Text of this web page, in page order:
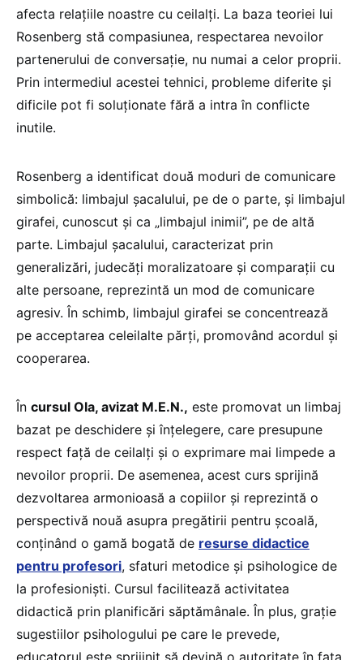
afecta relațiile noastre cu ceilalți. La baza teoriei lui
Rosenberg stă compasiunea, respectarea nevoilor
partenerului de conversație, nu numai a celor proprii.
Prin intermediul acestei tehnici, probleme diferite și
dificile pot fi soluționate fără a intra în conflicte
inutile.
Rosenberg a identificat două moduri de comunicare
simbolică: limbajul șacalului, pe de o parte, și limbajul
girafei, cunoscut și ca „limbajul inimii”, pe de altă
parte. Limbajul șacalului, caracterizat prin
generalizări, judecăți moralizatoare și comparații cu
alte persoane, reprezintă un mod de comunicare
agresiv. În schimb, limbajul girafei se concentrează
pe acceptarea celeilalte părți, promovând acordul și
cooperarea.
În cursul Ola, avizat M.E.N., este promovat un limbaj
bazat pe deschidere și înțelegere, care presupune
respect față de ceilalți și o exprimare mai limpede a
nevoilor proprii. De asemenea, acest curs sprijină
dezvoltarea armonioasă a copiilor și reprezintă o
perspectivă nouă asupra pregătirii pentru școală,
conținând o gamă bogată de resurse didactice
pentru profesori, sfaturi metodice și psihologice de
la profesioniști. Cursul facilitează activitatea
didactică prin planificări săptămânale. În plus, grație
sugestiilor psihologului pe care le prevede,
educatorul este sprijinit să devină o autoritate în fața